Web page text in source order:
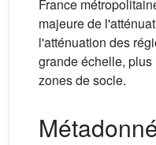
France
majeure de
l'atténuation des
grande échelle,
zones de socle.